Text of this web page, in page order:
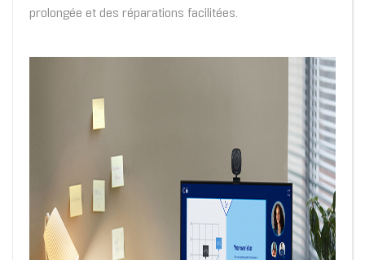
prolongée et des réparations facilitées.